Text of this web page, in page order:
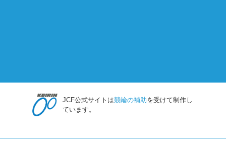
JCF公式サイトは競輪の補助を受けて制作し
ています。